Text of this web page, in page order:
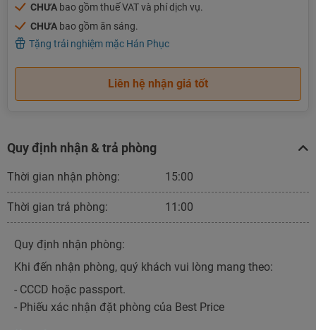
CHƯA bao gồm thuế VAT và phí dịch vụ.
CHƯA bao gồm ăn sáng.
Tặng trải nghiệm mặc Hán Phục
Liên hệ nhận giá tốt
Quy định nhận & trả phòng
Thời gian nhận phòng: 15:00
Thời gian trả phòng: 11:00
Quy định nhận phòng:
Khi đến nhận phòng, quý khách vui lòng mang theo:
- CCCD hoặc passport.
- Phiếu xác nhận đặt phòng của Best Price